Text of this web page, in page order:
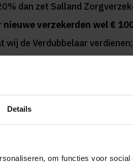
Details
om functies voor social
dan zet Salland
nieuwe verzekerden wel €
wij de Verdubbelaar